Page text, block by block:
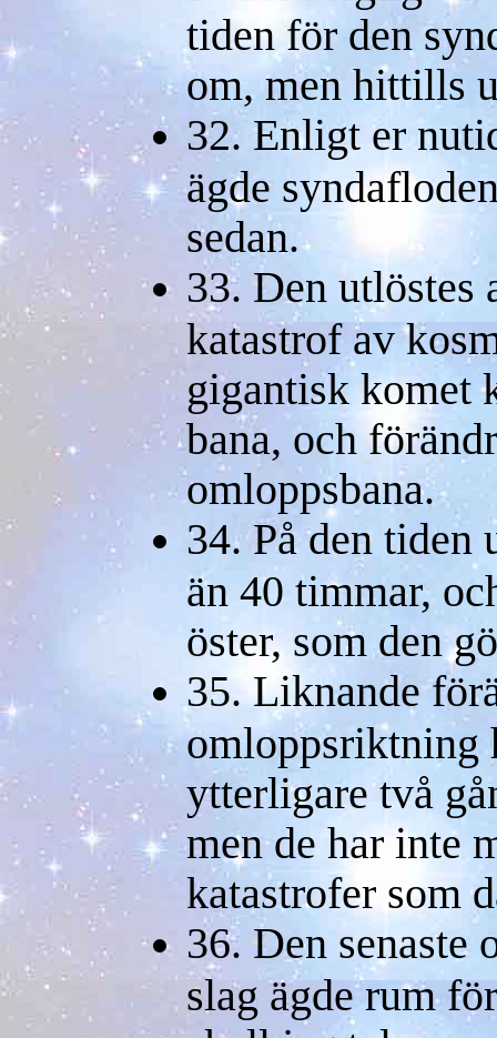
tiden för den
om, men hittills
32. Enligt er
ägde
sedan.
33. Den utlöstes
katastrof av
gigantisk komet
bana, och
omloppsbana.
34. På den tiden
än 40 timmar,
öster, som den
35. Liknande
omloppsriktning
ytterligare två
men de har inte
katastrofer som
36. Den senaste
slag ägde rum